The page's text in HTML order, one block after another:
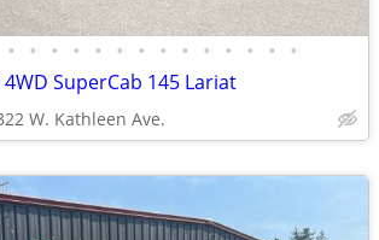
• • • • • • • • • • • • • •
SuperCab 145 Lariat
W. Kathleen Ave.